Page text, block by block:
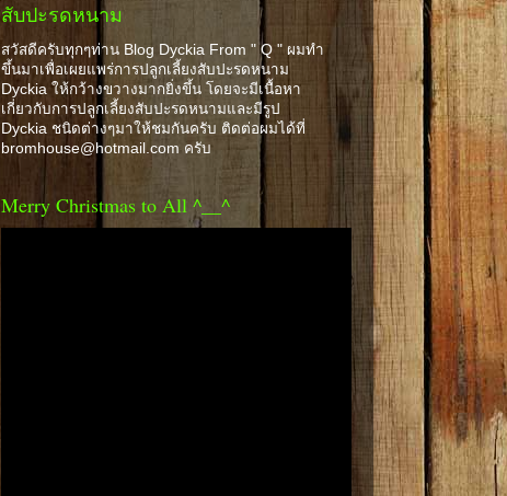
สับปะรดหนาม
สวัสดีครับทุกๆท่าน Blog Dyckia From " Q " ผมทำ
ขึ้นมาเพื่อเผยแพร่การปลูกเลี้ยงสับปะรดหนาม
Dyckia ให้กว้างขวางมากยิ่งขึ้น โดยจะมีเนื้อหา
เกี่ยวกับการปลูกเลี้ยงสับปะรดหนามและมีรูป
Dyckia ชนิดต่างๆมาให้ชมกันครับ ติดต่อผมได้ที่
bromhouse@hotmail.com ครับ
Merry Christmas to All ^__^